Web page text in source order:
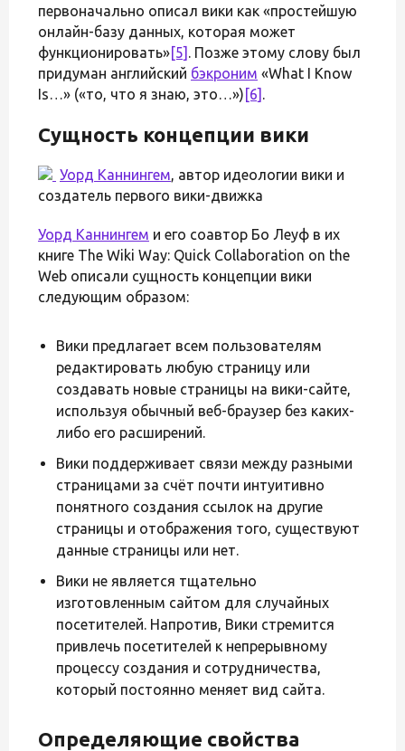
первоначально описал вики как «простейшую
онлайн-базу данных, которая может
функционировать»[5] . Позже этому слову был
придуман английский бэкроним «What I Know
Is…» («то, что я знаю, это…») [6] .
Сущность концепции вики
Уорд Каннингем, автор идеологии вики и
создатель первого вики-движка
Уорд Каннингем и его соавтор Бо Леуф в их
книге The Wiki Way: Quick Collaboration on the
Web описали сущность концепции вики
следующим образом:
Вики предлагает всем пользователям
редактировать любую страницу или
создавать новые страницы на вики-сайте,
используя обычный веб-браузер без каких-
либо его расширений.
Вики поддерживает связи между разными
страницами за счёт почти интуитивно
понятного создания ссылок на другие
страницы и отображения того, существуют
данные страницы или нет.
Вики не является тщательно
изготовленным сайтом для случайных
посетителей. Напротив, Вики стремится
привлечь посетителей к непрерывному
процессу создания и сотрудничества,
который постоянно меняет вид сайта.
Определяющие свойства